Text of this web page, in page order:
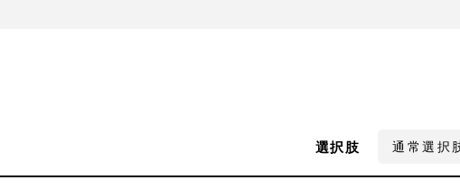
選択肢